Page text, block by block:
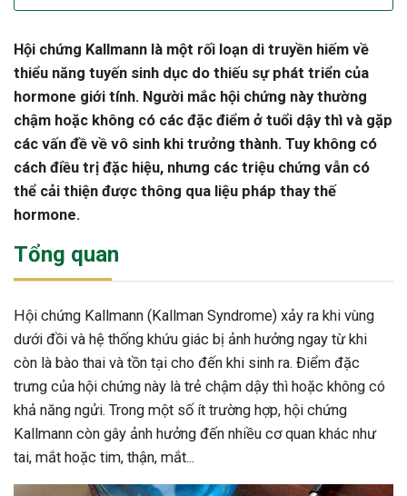
Hội chứng Kallmann là một rối loạn di truyền hiếm về
thiểu năng tuyến sinh dục do thiếu sự phát triển của
hormone giới tính. Người mắc hội chứng này thường
chậm hoặc không có các đặc điểm ở tuổi dậy thì và gặp
các vấn đề về vô sinh khi trưởng thành. Tuy không có
cách điều trị đặc hiệu, nhưng các triệu chứng vẫn có
thể cải thiện được thông qua liệu pháp thay thế
hormone.
Tổng quan
Hội chứng Kallmann (Kallman Syndrome) xảy ra khi vùng
dưới đồi và hệ thống khứu giác bị ảnh hưởng ngay từ khi
còn là bào thai và tồn tại cho đến khi sinh ra. Điểm đặc
trưng của hội chứng này là trẻ chậm dậy thì hoặc không có
khả năng ngửi. Trong một số ít trường hợp, hội chứng
Kallmann còn gây ảnh hưởng đến nhiều cơ quan khác như
tai, mắt hoặc tim, thận, mắt...